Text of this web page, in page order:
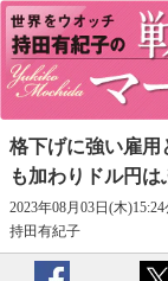
格下げに強い雇用
も加わりドル円
2023年08月03日(木)15:24
持田有紀子